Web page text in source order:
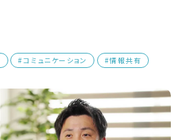
#コミュニケーション #情報共有